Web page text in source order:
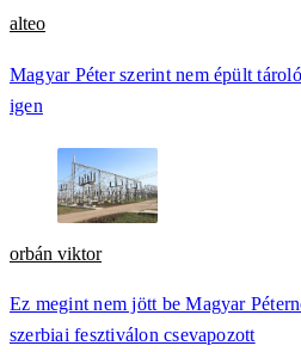
alteo
Magyar Péter szerint nem épült
igen
orbán viktor
Ez megint nem jött be Magyar
szerbiai fesztiválon csevapozott